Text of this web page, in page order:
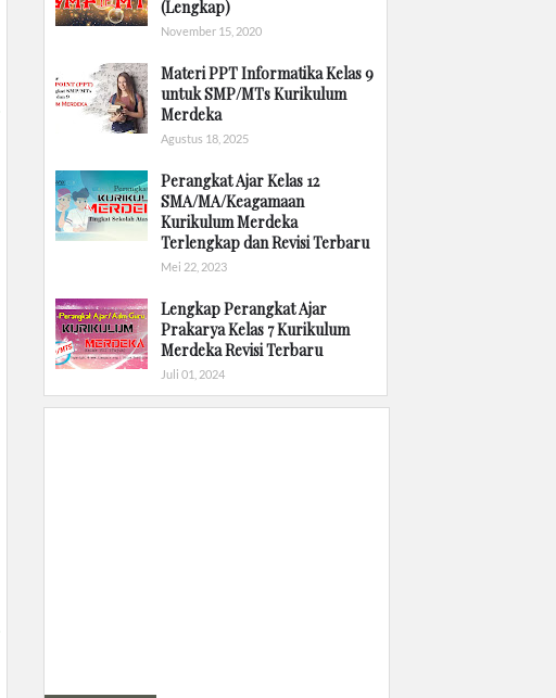
(Lengkap)
November 15, 2020
Materi PPT Informatika Kelas 9
untuk SMP/MTs Kurikulum
Merdeka
Agustus 18, 2025
Perangkat Ajar Kelas 12
SMA/MA/Keagamaan
Kurikulum Merdeka
Terlengkap dan Revisi Terbaru
Mei 22, 2023
Lengkap Perangkat Ajar
Prakarya Kelas 7 Kurikulum
Merdeka Revisi Terbaru
Juli 01, 2024